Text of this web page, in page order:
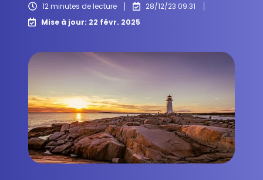
12 minutes de lecture
28/12/23 09:31
Mise à jour: 22 févr. 2025